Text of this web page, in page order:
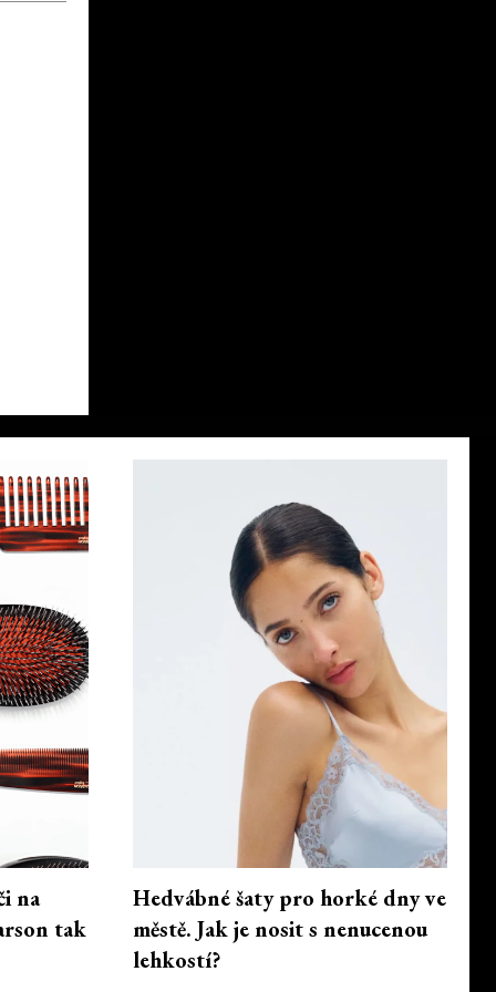
na
tak
Hedvábné šaty pro horké dny ve
městě. Jak je nosit s nenucenou
lehkostí?